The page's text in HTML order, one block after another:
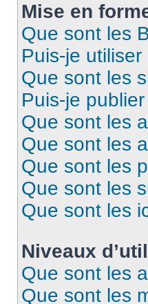
Mise en
Que sont les
Puis-je utiliser
Que sont les
Puis-je
Que sont les
Que sont les
Que sont les
Que sont les
Que sont les
Niveaux
Que sont les
Que sont les